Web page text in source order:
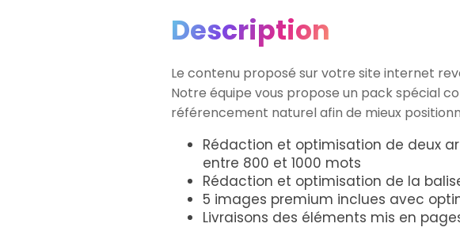
Description
Le contenu proposé sur votre site internet
Notre équipe vous propose un pack spécial
référencement naturel afin de mieux
Rédaction et optimisation de deux
entre 800 et 1000 mots
Rédaction et optimisation de la
5 images premium inclues avec
Livraisons des éléments mis en